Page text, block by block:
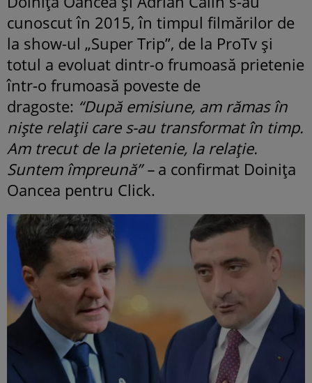
cunoscut în 2015, în timpul filmărilor de
la show-ul „Super Trip”, de la ProTv și
totul a evoluat dintr-o frumoasă prietenie
într-o frumoasă poveste de
dragoste: “După emisiune, am rămas în
nişte relaţii care s-au transformat în timp.
Am trecut de la prietenie, la relaţie.
Suntem împreună” – a confirmat Doinița
Oancea pentru Click.